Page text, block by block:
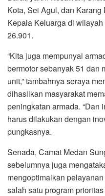
Kota, Sei Agul, dan
Kepala Keluarga di
26.901.
“Kita juga mempunyai
bermotor sebanyak 51 dan
unit,” tambahnya seraya
dihasilkan masyarakat
peningkatan armada. “Dan
harus dilakukan dengan
pungkasnya.
Senada, Camat Medan
sebelumnya juga
mengoptimalkan
salah satu program